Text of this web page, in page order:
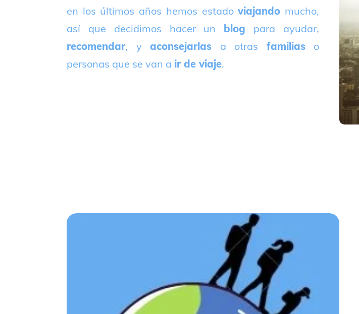
en los últimos años hemos estadoviajando mucho,
así que decidimos hacer un blog para ayudar,
recomendar, y aconsejarlas a otras familiaso
personas que se van a ir de viaje.